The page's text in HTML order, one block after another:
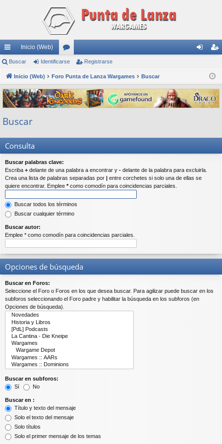
nl
ac
es
rá
pi
do
Inicio (Web)
or
os
fic
ar
ist
ra
rs
Buscar Identificarse Registrarse
Inicio (Web) Foro Punta de Lanza Wargames Buscar
Buscar
Consulta
Buscar palabras clave:
Escriba + delante de una palabra a encontrar y - delante de la palabra para excluirla.
Crea una lista de palabras separadas por
entre corchetes si solo una de ellas se
quiere encontrar. Emplee *como comodín para coincidencias parciales.
Buscar todos los términos
Buscar cualquier término
Buscar autor:
Emplee * como comodín para coincidencias parciales.
Opciones de búsqueda
Buscar en Foros:
Seleccione el Foro o Foros en los que desea buscar. Para agilizar puede buscar en los
subforos seleccionando el Foro padre y habilitar la búsqueda en los subforos (en
Opciones de búsqueda).
Buscar en subforos:
Sí
No
Buscar en :
Título y texto del mensaje
Solo el texto del mensaje
Solo títulos
Solo el primer mensaje de los temas